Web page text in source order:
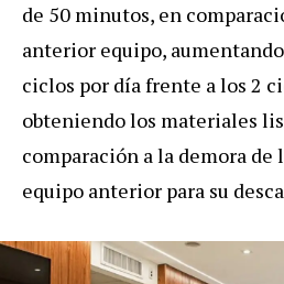
de 50 minutos, en
anterior equipo,
ciclos por día frente a los 2
obteniendo los materiales
comparación a la demora de
equipo anterior para su